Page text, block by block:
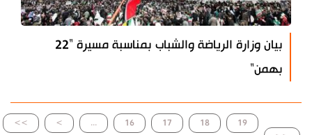
بيان وزارة الرياضة والشباب بمناسبة مسيرة "22
بهمن"
>> > ... 16 17 18 19